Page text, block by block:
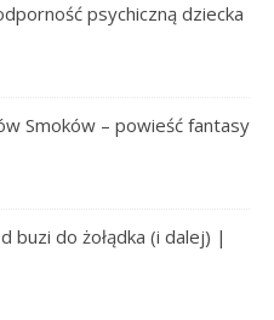
psychiczną dziecka
Smoków – powieść fantasy
buzi do żołądka (i dalej) |